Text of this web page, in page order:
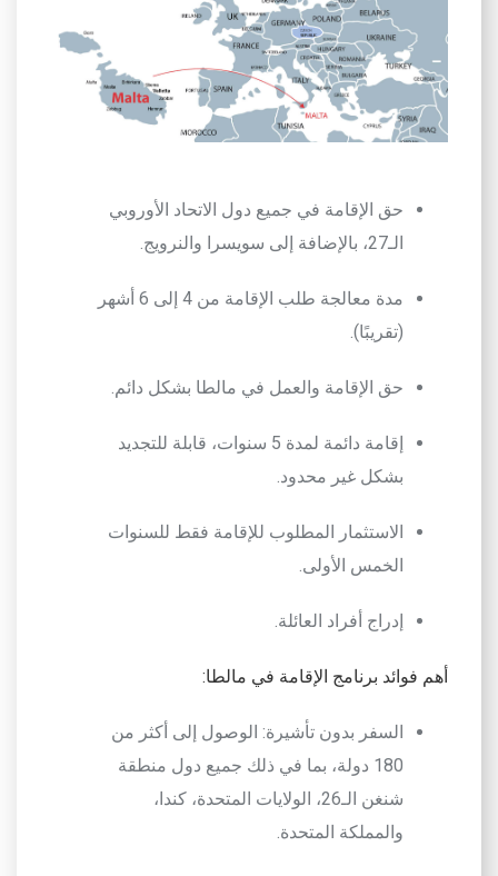
حق الإقامة في جميع دول الاتحاد الأوروبي
الـ27
، بالإضافة إلى سويسرا والنرويج.
مدة معالجة طلب الإقامة من 4 إلى 6 أشهر
(تقريبًا).
حق الإقامة والعمل في مالطا بشكل دائم.
إقامة دائمة لمدة 5 سنوات، قابلة للتجديد
بشكل غير محدود.
الاستثمار المطلوب للإقامة فقط للسنوات
الخمس الأولى.
إدراج أفراد العائلة.
أهم فوائد برنامج الإقامة في مالطا:
السفر بدون تأشيرة: الوصول إلى أكثر من
180 دولة، بما في ذلك جميع دول منطقة
شنغن الـ26
، الولايات المتحدة، كندا،
والمملكة المتحدة.